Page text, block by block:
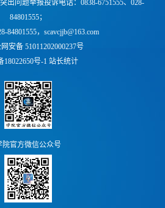
出问题举报投诉电话：0838-6751555、028-
84801555；
84801555，scavcjjb@163.com
安备 51011202000237号
18022650号-1 站长统计
院官方微信公众号